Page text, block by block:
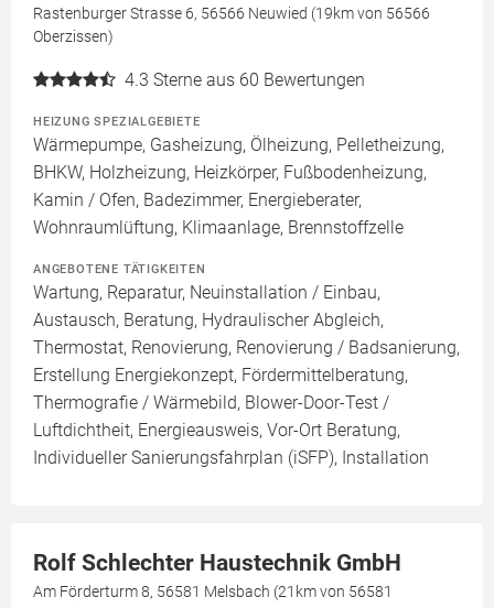
Rastenburger Strasse 6, 56566 Neuwied (19km von 56566
Oberzissen)
4.3 Sterne aus 60 Bewertungen
HEIZUNG SPEZIALGEBIETE
Wärmepumpe, Gasheizung, Ölheizung, Pelletheizung,
BHKW, Holzheizung, Heizkörper, Fußbodenheizung,
Kamin / Ofen, Badezimmer, Energieberater,
Wohnraumlüftung, Klimaanlage, Brennstoffzelle
ANGEBOTENE TÄTIGKEITEN
Wartung, Reparatur, Neuinstallation / Einbau,
Austausch, Beratung, Hydraulischer Abgleich,
Thermostat, Renovierung, Renovierung / Badsanierung,
Erstellung Energiekonzept, Fördermittelberatung,
Thermografie / Wärmebild, Blower-Door-Test /
Luftdichtheit, Energieausweis, Vor-Ort Beratung,
Individueller Sanierungsfahrplan (iSFP), Installation
Rolf Schlechter Haustechnik GmbH
Am Förderturm 8, 56581 Melsbach (21km von 56581